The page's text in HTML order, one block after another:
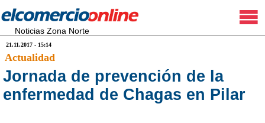
Noticias Zona Norte
21.11.2017 - 15:14
Actualidad
Jornada de prevención de la
enfermedad de Chagas en Pilar